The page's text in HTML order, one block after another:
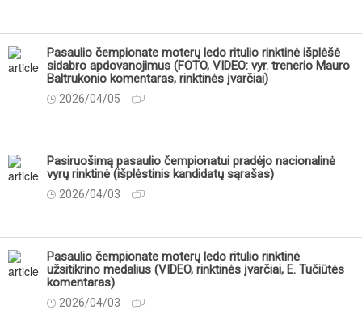
Pasaulio čempionate moterų ledo ritulio rinktinė išplėšė
sidabro apdovanojimus (FOTO, VIDEO: vyr. trenerio Mauro
Baltrukonio komentaras, rinktinės įvarčiai)
2026/04/05
Pasiruošimą pasaulio čempionatui pradėjo nacionalinė
vyrų rinktinė (išplėstinis kandidatų sąrašas)
2026/04/03
Pasaulio čempionate moterų ledo ritulio rinktinė
užsitikrino medalius (VIDEO, rinktinės įvarčiai, E. Tučiūtės
komentaras)
2026/04/03